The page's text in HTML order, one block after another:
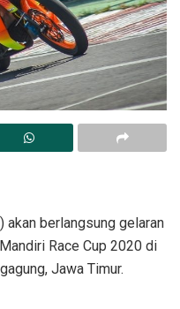
berlangsung gelaran
Race Cup 2020 di
Jawa Timur.